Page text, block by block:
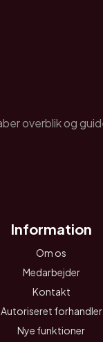
Information
Om os
Medarbejder
Kontakt
Autoriseret forhandler
Nye funktioner